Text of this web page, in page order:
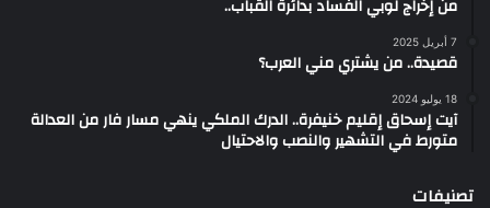
من إخراج لوبي الفساد بدائرة القباب..
7 أبريل 2025
قصيدة.. من يشتري مني العرب؟
18 يوليو 2024
آيت إسحاق إقليم خنيفرة.. الدرك الملكي ينهي مسار فار من العدالة
متورط في التشهير والنصب والاحتيال
تصنيفات